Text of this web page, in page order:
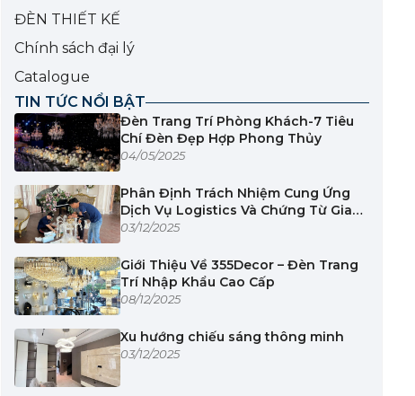
ĐÈN THIẾT KẾ
Chính sách đại lý
Catalogue
TIN TỨC NỔI BẬT
Đèn Trang Trí Phòng Khách-7 Tiêu
Chí Đèn Đẹp Hợp Phong Thủy
04/05/2025
Phân Định Trách Nhiệm Cung Ứng
Dịch Vụ Logistics Và Chứng Từ Giao
Nhận
03/12/2025
Giới Thiệu Về 355Decor – Đèn Trang
Trí Nhập Khẩu Cao Cấp
08/12/2025
Xu hướng chiếu sáng thông minh
03/12/2025